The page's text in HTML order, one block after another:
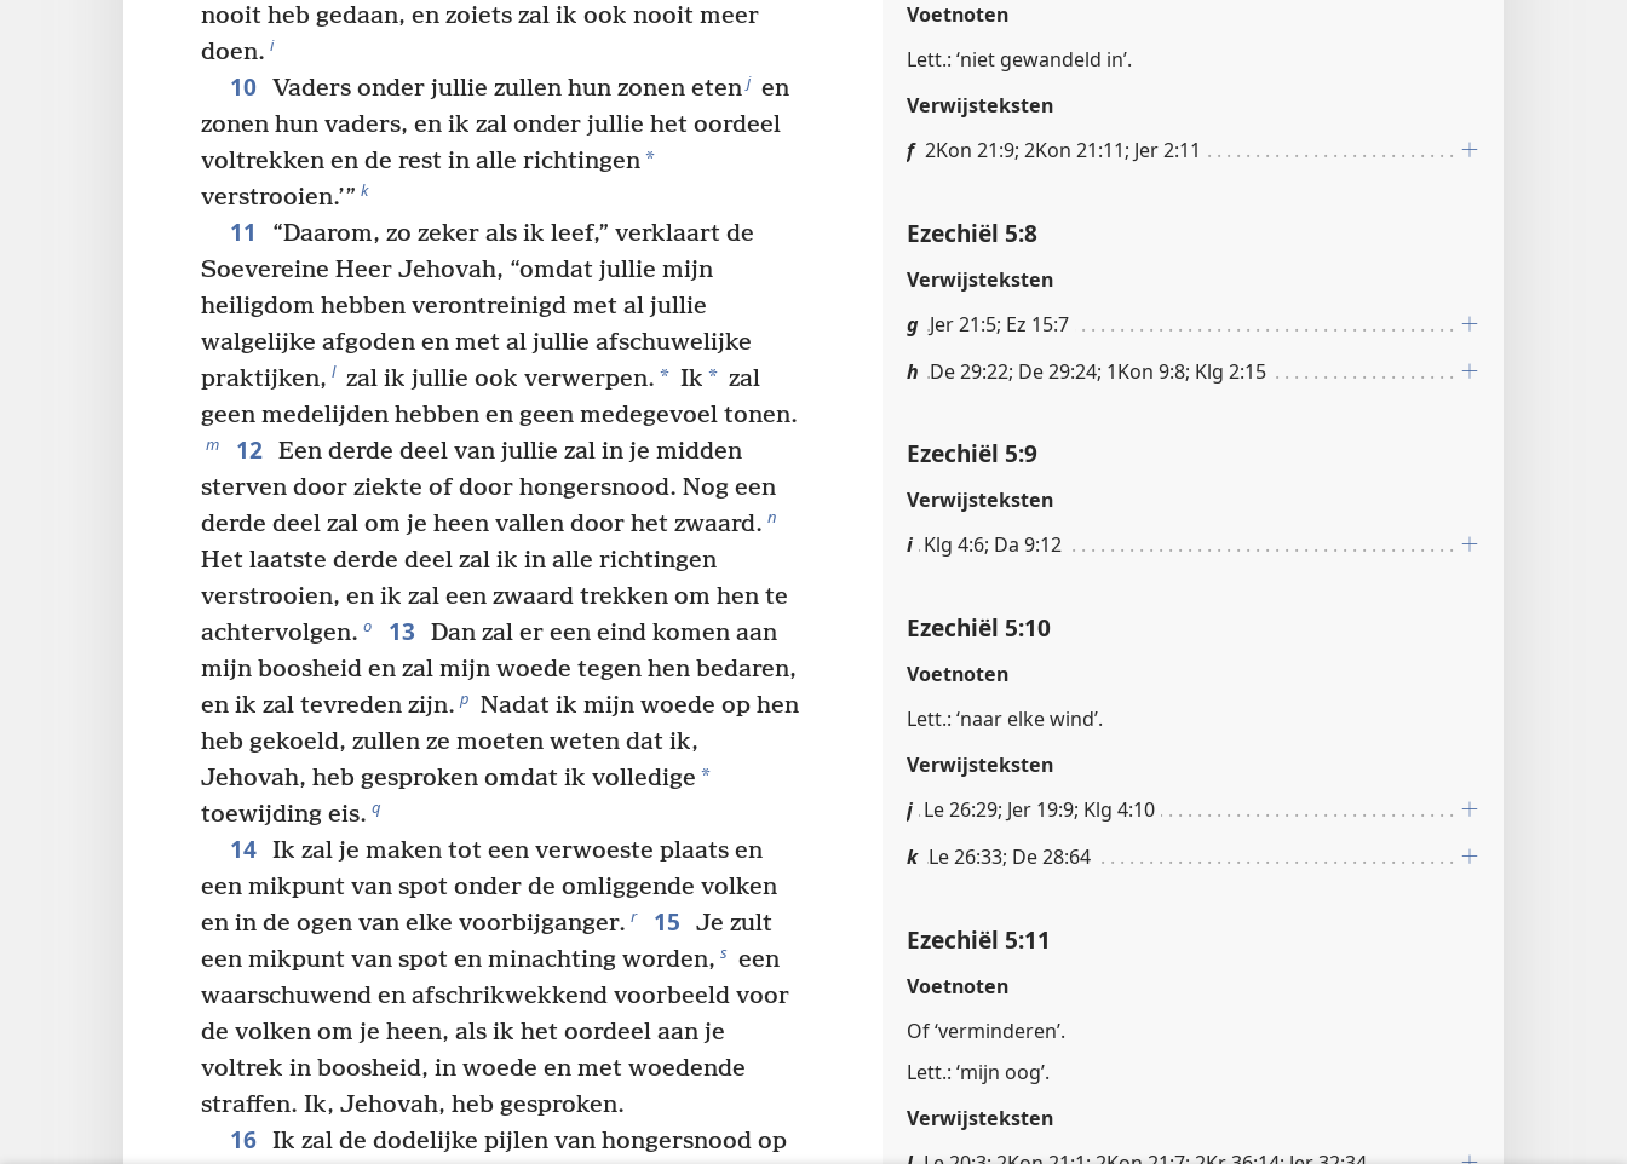
nooit heb gedaan, en zoiets zal ik ook nooit meer
doen. i
10 Vaders onder jullie zullen hun zonen eten j en
zonen hun vaders, en ik zal onder jullie het oordeel
voltrekken en de rest in alle richtingen*
verstrooien.’” k
11
“Daarom, zo zeker als ik leef,” verklaart de
Soevereine Heer Jehovah, “omdat jullie mijn
heiligdom hebben verontreinigd met al jullie
walgelijke afgoden en met al jullie afschuwelijke
praktijken, l zal ik jullie ook verwerpen. * Ik * zal
geen medelijden hebben en geen medegevoel tonen.
m 12 Een derde deel van jullie zal in je midden
sterven door ziekte of door hongersnood. Nog een
derde deel zal om je heen vallen door het zwaard. n
Het laatste derde deel zal ik in alle richtingen
verstrooien, en ik zal een zwaard trekken om hen te
achtervolgen. o 13
Dan zal er een eind komen aan
mijn boosheid en zal mijn woede tegen hen bedaren,
en ik zal tevreden zijn. p Nadat ik mijn woede op hen
heb gekoeld, zullen ze moeten weten dat ik,
Jehovah, heb gesproken omdat ik volledige *
toewijding eis. q
14 Ik zal je maken tot een verwoeste plaats en
een mikpunt van spot onder de omliggende volken
en in de ogen van elke voorbijganger. r 15
Je zult
een mikpunt van spot en minachting worden, s een
waarschuwend en afschrikwekkend voorbeeld voor
de volken om je heen, als ik het oordeel aan je
voltrek in boosheid, in woede en met woedende
straffen. Ik, Jehovah, heb gesproken.
16 Ik zal de dodelijke pijlen van hongersnood op
Voetnoten
Lett.: ‘niet gewandeld in’.
Verwijsteksten
f 2Kon 21:9; 2Kon 21:11; Jer 2:11
Ezechiël 5:8
Verwijsteksten
g Jer 21:5; Ez 15:7
h De 29:22; De 29:24; 1Kon 9:8; Klg 2:15
Ezechiël 5:9
Verwijsteksten
i Klg 4:6; Da 9:12
Ezechiël 5:10
Voetnoten
Lett.: ‘naar elke wind’.
Verwijsteksten
j Le 26:29; Jer 19:9; Klg 4:10
k Le 26:33; De 28:64
Ezechiël 5:11
Voetnoten
Of ‘verminderen’.
Lett.: ‘mijn oog’.
Verwijsteksten